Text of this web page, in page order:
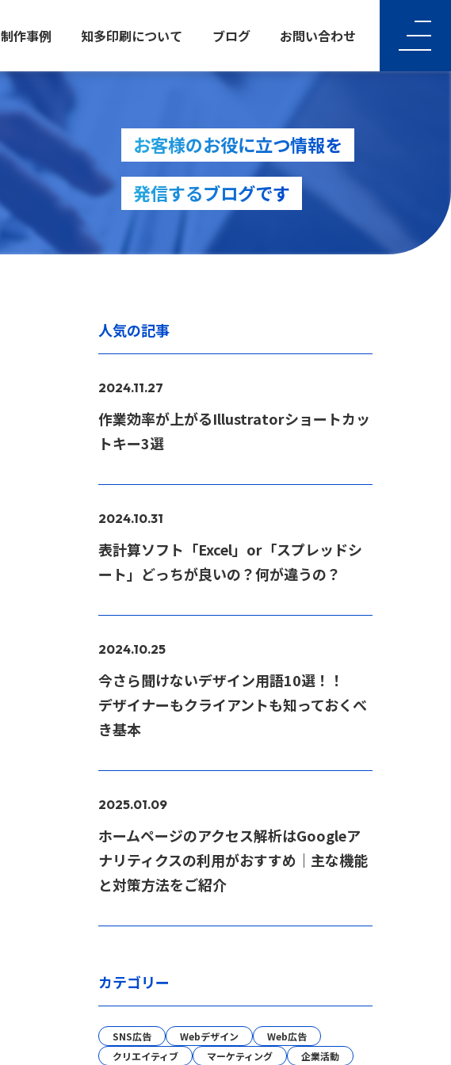
ONLINE
AD
Web広告
CREATIVE
制作事例
CREATIVE
クリエイティブ制作
知多印刷について ブログ お問い合わせ
お客様のお役に立つ情報を
発信するブログです
人気の記事
2024.11.27
作業効率が上がるIllustratorショートカッ
トキー3選
2024.10.31
表計算ソフト「Excel」or「スプレッドシ
ート」どっちが良いの？何が違うの？
2024.10.25
今さら聞けないデザイン用語10選！！
デザイナーもクライアントも知っておくべ
き基本
2025.01.09
ホームページのアクセス解析はGoogleア
ナリティクスの利用がおすすめ｜主な機能
と対策方法をご紹介
カテゴリー
SNS広告 Webデザイン
Web広告
クリエイティブ
マーケティング 企業活動